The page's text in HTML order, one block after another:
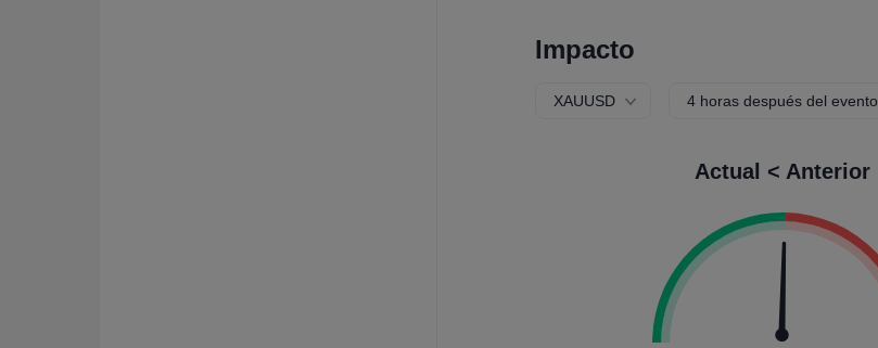
Impacto
XAUUSD 4 horas después del evento
Actual < Anterior